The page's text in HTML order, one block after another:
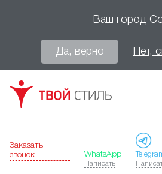
Ваш город
Да, верно Нет,
Заказать
звонок
WhatsApp
Написать